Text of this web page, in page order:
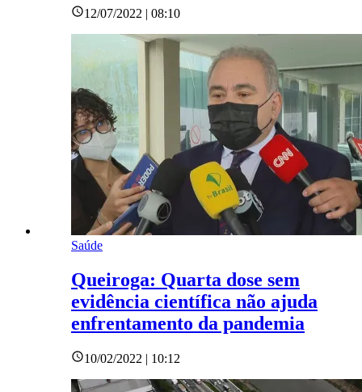
12/07/2022 | 08:10
Saúde
Queiroga: Quarta dose sem
evidência científica não ajuda
enfrentamento da pandemia
10/02/2022 | 10:12